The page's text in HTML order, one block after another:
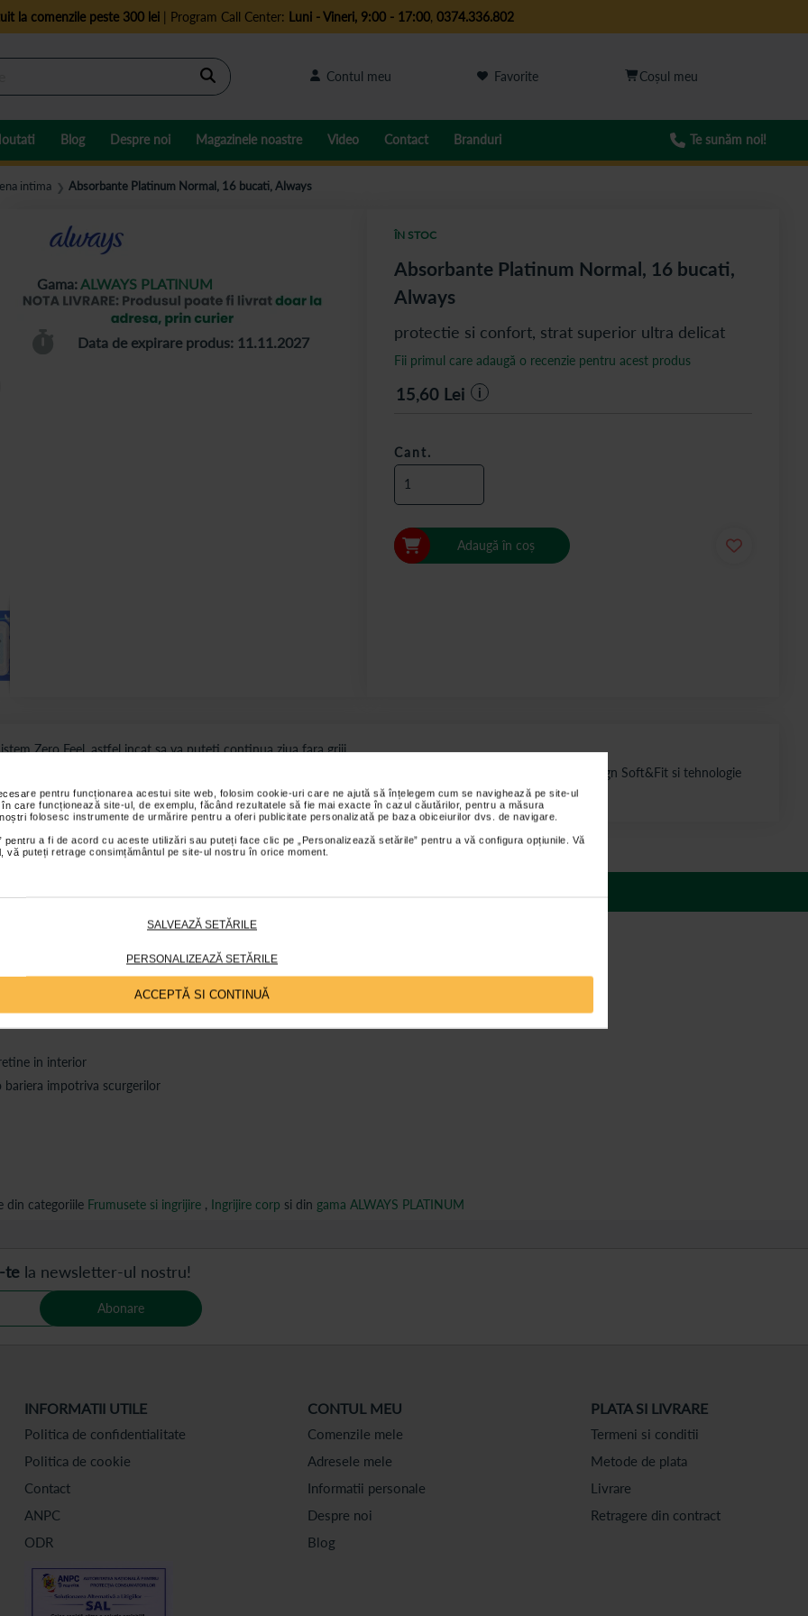
pentru funcționarea acestui site web, folosim cookie-uri care ne ajută să înțelegem cum se navighează pe site-ul
care funcționează site-ul, de exemplu, făcând rezultatele să fie mai exacte în cazul căutărilor, pentru a măsura
folosesc instrumente de urmărire pentru a oferi publicitate personalizată pe baza obiceiurilor dvs. de navigare.
pentru a fi de acord cu aceste utilizări sau puteți face clic pe „Personalizează setările” pentru a vă configura opțiunile. Vă
vă puteți retrage consimțământul pe site-ul nostru în orice moment.
SALVEAZĂ SETĂRILE
PERSONALIZEAZĂ SETĂRILE
ACCEPTĂ SI CONTINUĂ
la comenzile peste 300 lei| Program Call Center: Luni - Vineri, 9:00 - 17:00, 0374.336.802
Cautare Contul meu Favorite
Blog Despre noi Magazinele noastre Video Contact Branduri Te sunăm noi!
intima ❯ Absorbante Platinum Normal, 16 bucati, Always
Gama:ALWAYS PLATINUM
Data de expirare produs: 11.11.2027
Zero Feel, astfel incat sa va puteti continua ziua fara griji.
datorita aripilor matasoase, barierelor de protectie 3D LeakGuard, celor 1000 de micro-perne moi, design Soft&Fit si tehnologie
Absorbante Platinum Normal, 16 bucati,
Always
protectie si confort, strat superior ultra delicat
ÎN STOC
Fii primul care adaugă o recenzie pentru acest produs
15,60 Lei i
Cant.
Adaugă în coș
valabile pentru comenzile efectuate online.
si a mirosului neplacut
sa-l acopere.
in interior
impotriva scurgerilor
din categoriile Frumusete si ingrijire , Ingrijire corp si din gama ALWAYS PLATINUM
te la newsletter-ul nostru!
Abonare
INFORMATII UTILE
Politica de confidentialitate
Politica de cookie
Contact
ANPC
ODR
CONTUL MEU
Comenzile mele
Adresele mele
Informatii personale
Despre noi
Blog
PLATA SI LIVRARE
Termeni si conditii
Metode de plata
Livrare
Retragere din contract